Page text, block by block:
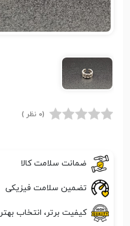
(0 نظر )
ضمانت سلامت کالا
تضمین سلامت فیزیکی
کیفیت برتر، انتخاب بهتر